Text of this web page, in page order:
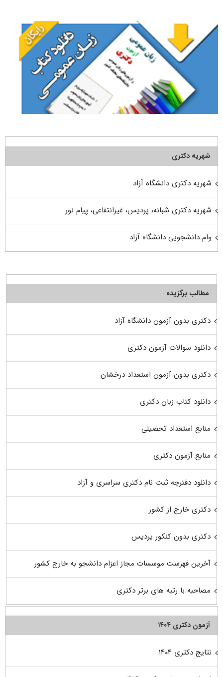
شهریه دکتری
شهریه دکتری دانشگاه آزاد
شهریه دکتری شبانه، پردیس، غیرانتفاعی، پیام نور
وام دانشجویی دانشگاه آزاد
مطالب برگزیده
دکتری بدون آزمون دانشگاه آزاد
دانلود سوالات آزمون دکتری
دکتری بدون آزمون استعداد درخشان
دانلود کتاب زبان دکتری
منابع استعداد تحصیلی
منابع آزمون دکتری
دانلود دفترچه ثبت نام دکتری سراسری و آزاد
دکتری خارج از کشور
دکتری بدون کنکور پردیس
آخرین فهرست موسسات مجاز اعزام دانشجو به خارج کشور
مصاحبه با رتبه های برتر دکتری
آزمون دکتری ۱۴۰۴
نتایج دکتری ۱۴۰۴